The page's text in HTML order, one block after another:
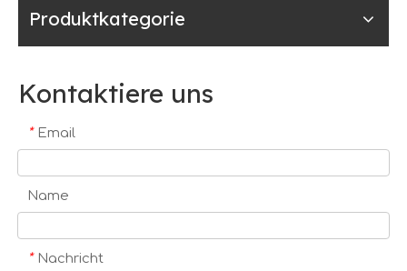
Produktkategorie
Kontaktiere uns
* Email
Name
* Nachricht